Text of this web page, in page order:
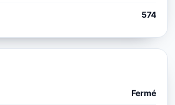
574
Fermé